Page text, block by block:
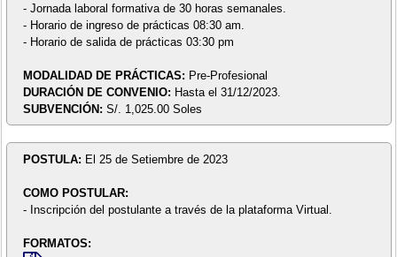
- Jornada laboral formativa de 30 horas semanales.
- Horario de ingreso de prácticas 08:30 am.
- Horario de salida de prácticas 03:30 pm
MODALIDAD DE PRÁCTICAS: Pre-Profesional
DURACIÓN DE CONVENIO: Hasta el 31/12/2023.
SUBVENCIÓN: S/. 1,025.00 Soles
POSTULA: El 25 de Setiembre de 2023
COMO POSTULAR:
- Inscripción del postulante a través de la plataforma Virtual.
FORMATOS: